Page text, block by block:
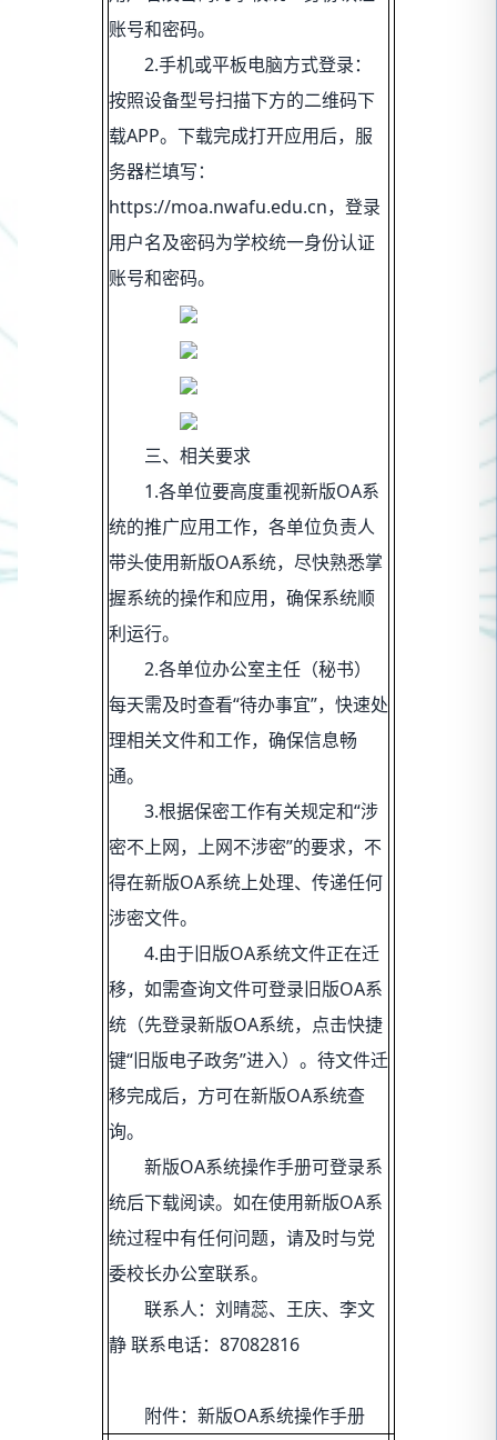
账号和密码。
2.手机或平板电脑方式登录：
按照设备型号扫描下方的二维码下
载APP。下载完成打开应用后，服
务器栏填写：
https://moa.nwafu.edu.cn，登录
用户名及密码为学校统一身份认证
账号和密码。
三、相关要求
1.各单位要高度重视新版OA系
统的推广应用工作，各单位负责人
带头使用新版OA系统，尽快熟悉掌
握系统的操作和应用，确保系统顺
利运行。
2.各单位办公室主任（秘书）
每天需及时查看“待办事宜”，快速处
理相关文件和工作，确保信息畅
通。
3.根据保密工作有关规定和“涉
密不上网，上网不涉密”的要求，不
得在新版OA系统上处理、传递任何
涉密文件。
4.由于旧版OA系统文件正在迁
移，如需查询文件可登录旧版OA系
统（先登录新版OA系统，点击快捷
键“旧版电子政务”进入）。待文件迁
移完成后，方可在新版OA系统查
询。
新版OA系统操作手册可登录系
统后下载阅读。如在使用新版OA系
统过程中有任何问题，请及时与党
委校长办公室联系。
联系人：刘晴蕊、王庆、李文
静 联系电话：87082816
附件：新版OA系统操作手册